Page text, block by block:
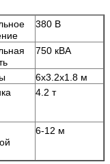
380 В
750 кВА
6x3.2x1.8 м
4.2 т
6-12 м